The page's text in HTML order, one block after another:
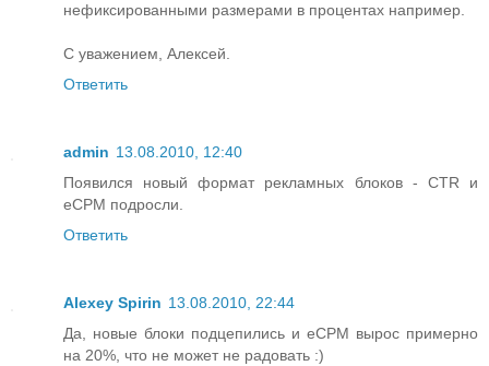
нефиксированными размерами в процентах например.
С уважением, Алексей.
Ответить
admin 13.08.2010, 12:40
Появился новый формат рекламных блоков - CTR и
eCPM подросли.
Ответить
Alexey Spirin 13.08.2010, 22:44
Да, новые блоки подцепились и eCPM вырос примерно
на 20%, что не может не радовать :)